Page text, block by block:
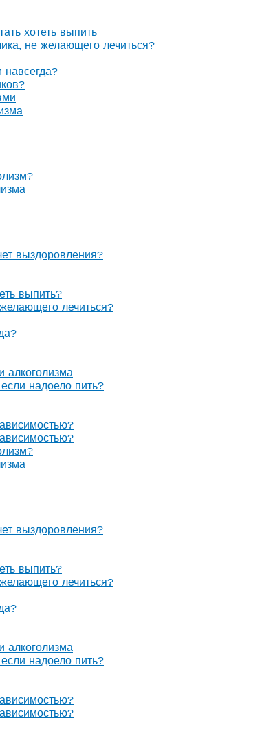
хотеть выпить
не желающего лечиться?
навсегда?
выздоровления?
выпить?
лечиться?
алкоголизма
надоело пить?
выздоровления?
выпить?
лечиться?
алкоголизма
надоело пить?